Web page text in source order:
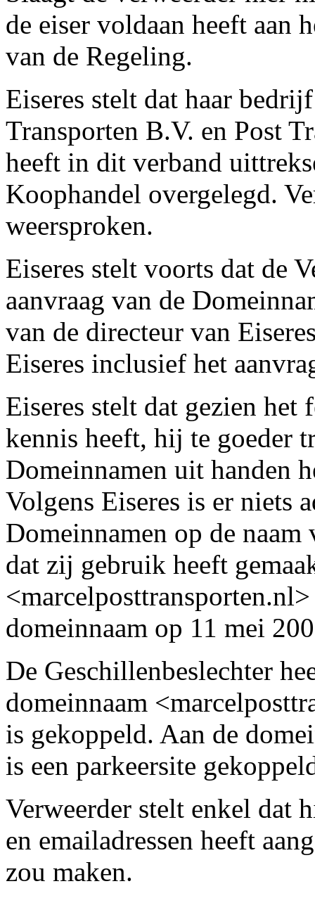
de eiser voldaan heeft aan
van de Regeling.
Eiseres stelt dat haar
Transporten B.V. en Post
heeft in dit verband
Koophandel overgelegd.
weersproken.
Eiseres stelt voorts dat de
aanvraag van de
van de directeur van
Eiseres inclusief het
Eiseres stelt dat gezien het
kennis heeft, hij te goeder
Domeinnamen uit handen
Volgens Eiseres is er niets
Domeinnamen op de naam
dat zij gebruik heeft
domeinnaam op 11 mei
De Geschillenbeslechter
domeinnaam
is gekoppeld. Aan de
is een parkeersite
Verweerder stelt enkel dat
en emailadressen heeft
zou maken.